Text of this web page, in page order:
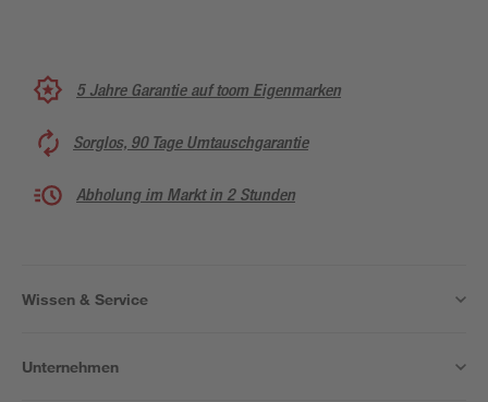
5 Jahre Garantie auf toom Eigenmarken
Sorglos, 90 Tage Umtauschgarantie
Abholung im Markt in 2 Stunden
Wissen & Service
Unternehmen